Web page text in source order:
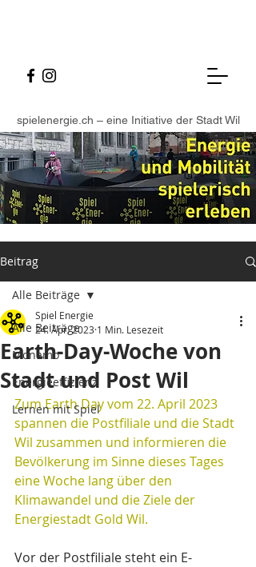
spielenergie.ch – eine Initiative der Stadt Wil
Beitrag
Alle Beiträge
Monamo
Energieeffizienz
Lernen mit Spiel
Alle Beiträge
Earth-Day-Woche von
Stadt und Post Wil
Spiel Energie
24. Apr. 2023 1 Min. Lesezeit
Zum Earth Day vom 22. April 2023
spannen die Postfiliale und die Stadt
Wil zusammen und informieren die
Bevölkerung im Sinne dieses Tages
eine Woche lang über den
Klimawandel und die Ziele der
Energiestadt Gold Wil.
Vor der Postfiliale steht ein E-